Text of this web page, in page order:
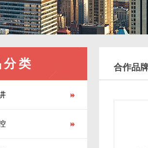
分类 合作品